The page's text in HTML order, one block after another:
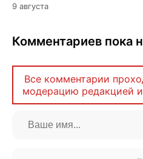
9 августа
Комментариев пока
Все комментарии
модерацию редакцией